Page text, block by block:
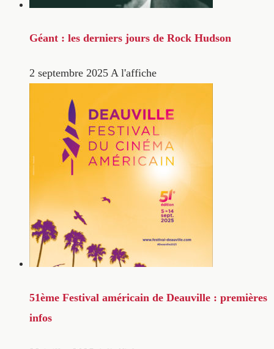
Géant : les derniers jours de Rock Hudson
2 septembre 2025 A l'affiche
51ème Festival américain de Deauville : premières
infos